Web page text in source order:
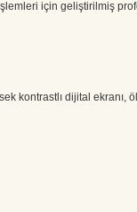
için geliştirilmiş
kontrastlı dijital ekranı,